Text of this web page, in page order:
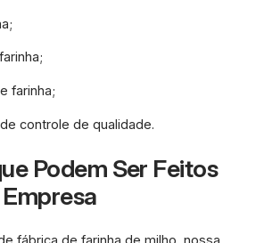
farinha;
controle de qualidade.
Podem Ser Feitos